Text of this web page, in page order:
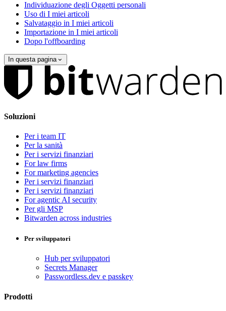
Individuazione degli Oggetti personali
Uso di I miei articoli
Salvataggio in I miei articoli
Importazione in I miei articoli
Dopo l'offboarding
In questa pagina
Soluzioni
Per i team IT
Per la sanità
Per i servizi finanziari
For law firms
For marketing agencies
Per i servizi finanziari
Per i servizi finanziari
For agentic AI security
Per gli MSP
Bitwarden across industries
Per sviluppatori
Hub per sviluppatori
Secrets Manager
Passwordless.dev e passkey
Prodotti